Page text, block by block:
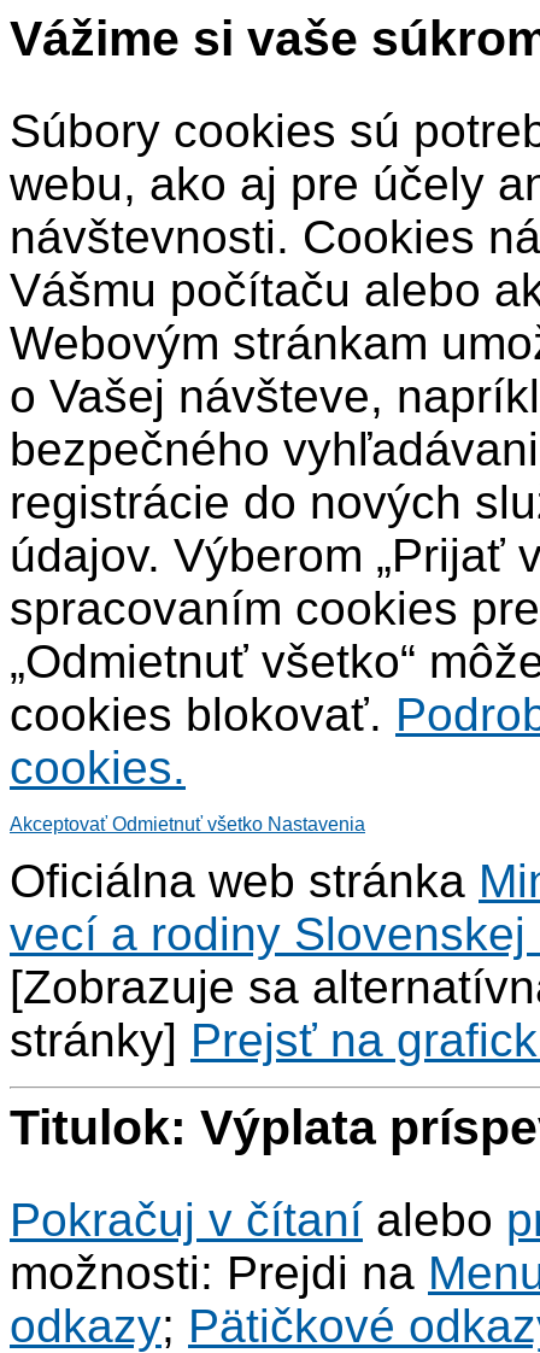
Vážime si vaše
Súbory cookies sú
webu, ako aj pre účely
návštevnosti. Cookies
Vášmu počítaču alebo
Webovým stránkam
o Vašej návšteve,
bezpečného
registrácie do nových
údajov. Výberom „Prijať
spracovaním cookies
„Odmietnuť všetko“
cookies blokovať.
cookies.
Akceptovať Odmietnuť všetko Nastavenia
Oficiálna web stránka
vecí a rodiny Slovenskej
[Zobrazuje sa
stránky] Prejsť na
Titulok: Výplata
Pokračuj v čítaní alebo
možnosti: Prejdi na
odkazy; Pätičkové